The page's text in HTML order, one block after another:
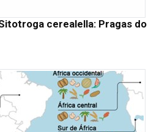
cerealella: Pragas do